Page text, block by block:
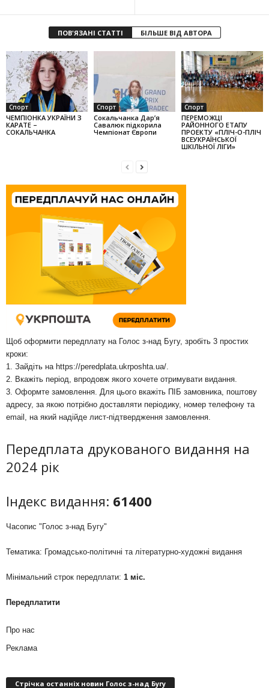
ПОВ'ЯЗАНІ СТАТТІ БІЛЬШЕ ВІД АВТОРА
Спорт
ЧЕМПІОНКА УКРАЇНИ З
КАРАТЕ –
СОКАЛЬЧАНКА
Спорт
Сокальчанка Дар’я
Савалюк підкорила
Чемпіонат Європи
Спорт
ПЕРЕМОЖЦІ
РАЙОННОГО ЕТАПУ
ПРОЕКТУ «ПЛІЧ-О-ПЛІЧ
ВСЕУКРАЇНСЬКОЇ
ШКІЛЬНОЇ ЛІГИ»
Щоб оформити передплату на Голос з-над Бугу, зробіть 3 простих
кроки:
1. Зайдіть на https://peredplata.ukrposhta.ua/.
2. Вкажіть період, впродовж якого хочете отримувати видання.
3. Оформте замовлення. Для цього вкажіть ПІБ замовника, поштову
адресу, за якою потрібно доставляти періодику, номер телефону та
email, на який надійде лист-підтвердження замовлення.
Передплата друкованого видання на
2024 рік
Індекс видання: 61400
Часопис "Голос з-над Бугу"
Тематика: Громадсько-політичні та літературно-художні видання
Мінімальний строк передплати: 1 міс.
Передплатити
Про нас
Реклама
Стрічка останніх новин Голос з-над Бугу